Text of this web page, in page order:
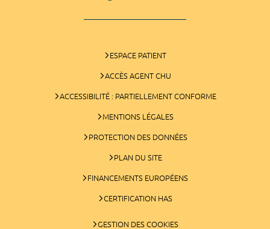
ESPACE PATIENT
ACCÈS AGENT CHU
ACCESSIBILITÉ : PARTIELLEMENT CONFORME
MENTIONS LÉGALES
PROTECTION DES DONNÉES
PLAN DU SITE
FINANCEMENTS EUROPÉENS
CERTIFICATION HAS
GESTION DES COOKIES